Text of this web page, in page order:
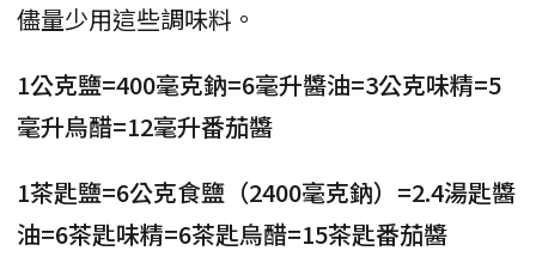
儘量少用這些調味料。
1公克鹽=400毫克鈉=6毫升醬油=3公克味精=5
毫升烏醋=12毫升番茄醬
1茶匙鹽=6公克食鹽（2400毫克鈉）=2.4湯匙醬
油=6茶匙味精=6茶匙烏醋=15茶匙番茄醬